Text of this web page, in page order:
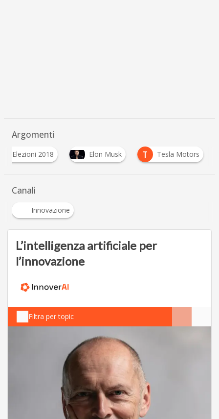
Argomenti
Elezioni 2018 Elon Musk T Tesla Motors
Canali
Innovazione
L’intelligenza artificiale per
l’innovazione
Filtra per topic